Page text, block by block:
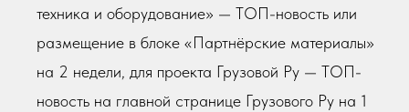
техника и оборудование» — ТОП-новость или
размещение в блоке «Партнёрские материалы»
на 2 недели, для проекта Грузовой Ру — ТОП-
новость на главной странице Грузового Ру на 1